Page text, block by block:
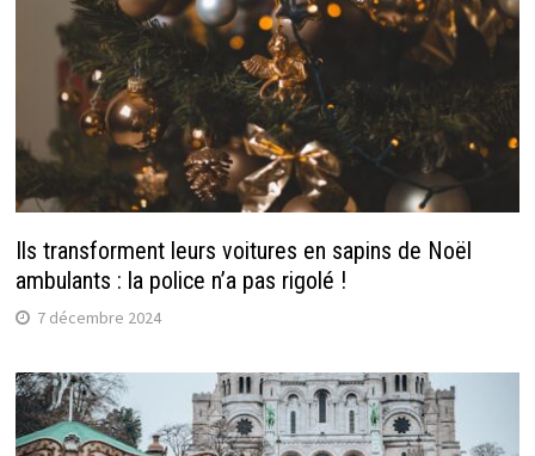
Ils transforment leurs voitures en sapins de Noël
ambulants : la police n’a pas rigolé !
7 décembre 2024